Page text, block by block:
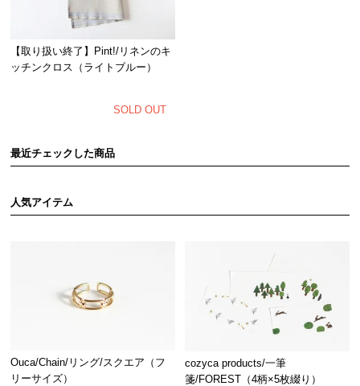
【取り扱い終了】Pint!/リネンのキ
ッチンクロス（ライトブルー）
SOLD OUT
最近チェックした商品
人気アイテム
Ouca/Chain/リング/スクエア（フ
リーサイズ）
cozyca products/一筆
箋/FOREST（4柄×5枚綴り）